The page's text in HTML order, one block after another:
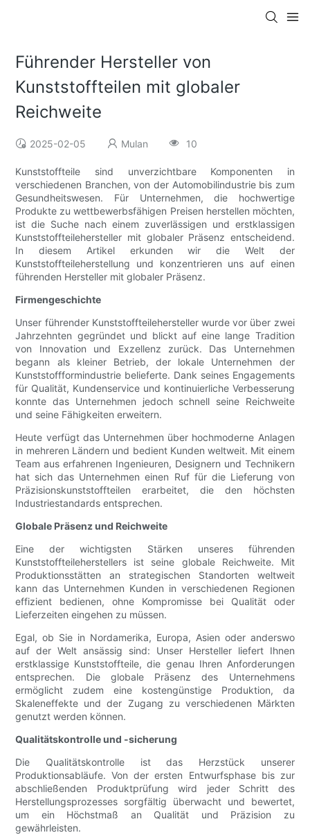
Führender Hersteller von
Kunststoffteilen mit globaler
Reichweite
2025-02-05 Mulan 10
Kunststoffteile sind unverzichtbare Komponenten in
verschiedenen Branchen, von der Automobilindustrie bis zum
Gesundheitswesen. Für Unternehmen, die hochwertige
Produkte zu wettbewerbsfähigen Preisen herstellen möchten,
ist die Suche nach einem zuverlässigen und erstklassigen
Kunststoffteilehersteller mit globaler Präsenz entscheidend.
In diesem Artikel erkunden wir die Welt der
Kunststoffteileherstellung und konzentrieren uns auf einen
führenden Hersteller mit globaler Präsenz.
Firmengeschichte
Unser führender Kunststoffteilehersteller wurde vor über zwei
Jahrzehnten gegründet und blickt auf eine lange Tradition
von Innovation und Exzellenz zurück. Das Unternehmen
begann als kleiner Betrieb, der lokale Unternehmen der
Kunststoffformindustrie belieferte. Dank seines Engagements
für Qualität, Kundenservice und kontinuierliche Verbesserung
konnte das Unternehmen jedoch schnell seine Reichweite
und seine Fähigkeiten erweitern.
Heute verfügt das Unternehmen über hochmoderne Anlagen
in mehreren Ländern und bedient Kunden weltweit. Mit einem
Team aus erfahrenen Ingenieuren, Designern und Technikern
hat sich das Unternehmen einen Ruf für die Lieferung von
Präzisionskunststoffteilen erarbeitet, die den höchsten
Industriestandards entsprechen.
Globale Präsenz und Reichweite
Eine der wichtigsten Stärken unseres führenden
Kunststoffteileherstellers ist seine globale Reichweite. Mit
Produktionsstätten an strategischen Standorten weltweit
kann das Unternehmen Kunden in verschiedenen Regionen
effizient bedienen, ohne Kompromisse bei Qualität oder
Lieferzeiten eingehen zu müssen.
Egal, ob Sie in Nordamerika, Europa, Asien oder anderswo
auf der Welt ansässig sind: Unser Hersteller liefert Ihnen
erstklassige Kunststoffteile, die genau Ihren Anforderungen
entsprechen. Die globale Präsenz des Unternehmens
ermöglicht zudem eine kostengünstige Produktion, da
Skaleneffekte und der Zugang zu verschiedenen Märkten
genutzt werden können.
Qualitätskontrolle und -sicherung
Die Qualitätskontrolle ist das Herzstück unserer
Produktionsabläufe. Von der ersten Entwurfsphase bis zur
abschließenden Produktprüfung wird jeder Schritt des
Herstellungsprozesses sorgfältig überwacht und bewertet,
um ein Höchstmaß an Qualität und Präzision zu
gewährleisten.